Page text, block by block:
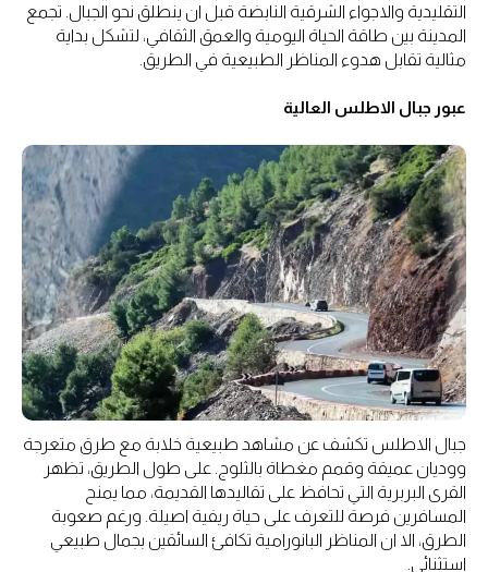
التقليدية والاجواء الشرقية النابضة قبل ان ينطلق نحو الجبال. تجمع
المدينة بين طاقة الحياة اليومية والعمق الثقافي، لتشكل بداية
مثالية تقابل هدوء المناظر الطبيعية في الطريق.
عبور جبال الاطلس العالية
جبال الاطلس تكشف عن مشاهد طبيعية خلابة مع طرق متعرجة
ووديان عميقة وقمم مغطاة بالثلوج. على طول الطريق، تظهر
القرى البربرية التي تحافظ على تقاليدها القديمة، مما يمنح
المسافرين فرصة للتعرف على حياة ريفية اصيلة. ورغم صعوبة
الطرق، الا ان المناظر البانورامية تكافئ السائقين بجمال طبيعي
استثنائي.